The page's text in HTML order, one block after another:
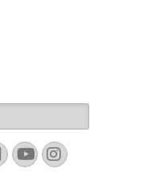
YouTube
Instagram